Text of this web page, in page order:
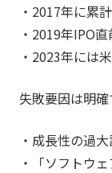
・2017年に累
・2019年IPO
・2023年には
失敗要因は明確
・成長性の過
・「ソフトウ